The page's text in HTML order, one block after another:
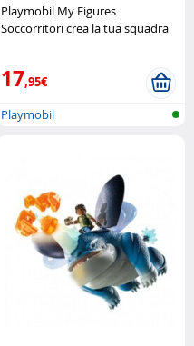
Playmobil My Figures
Soccorritori crea la tua squadra
17,95€
Playmobil